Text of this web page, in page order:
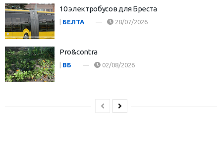
10 электробусов для Бреста
БЕЛТА 28/07/2026
Pro&contra
| ВБ 02/08/2026